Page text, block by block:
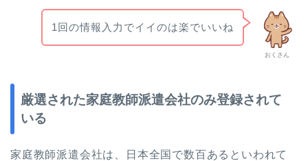
おくさん
1回の情報入力でイイのは楽でいいね
厳選された家庭教師派遣会社のみ登録されて
いる
家庭教師派遣会社は、日本全国で数百あるといわれて